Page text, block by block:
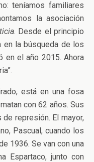
teníamos familiares
la asociación
. Desde el principio
en la búsqueda de los
en el año 2015. Ahora
está en una fosa
con 62 años. Sus
represión. El mayor,
Pascual, cuando los
1936. Se van con una
Espartaco, junto con